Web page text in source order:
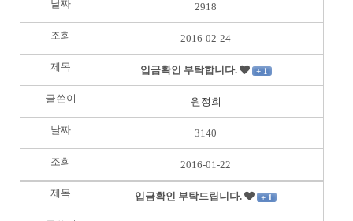
2918
2016-02-24
입금확인 부탁합니다. + 1
원정희
3140
2016-01-22
입금확인 부탁드립니다. + 1